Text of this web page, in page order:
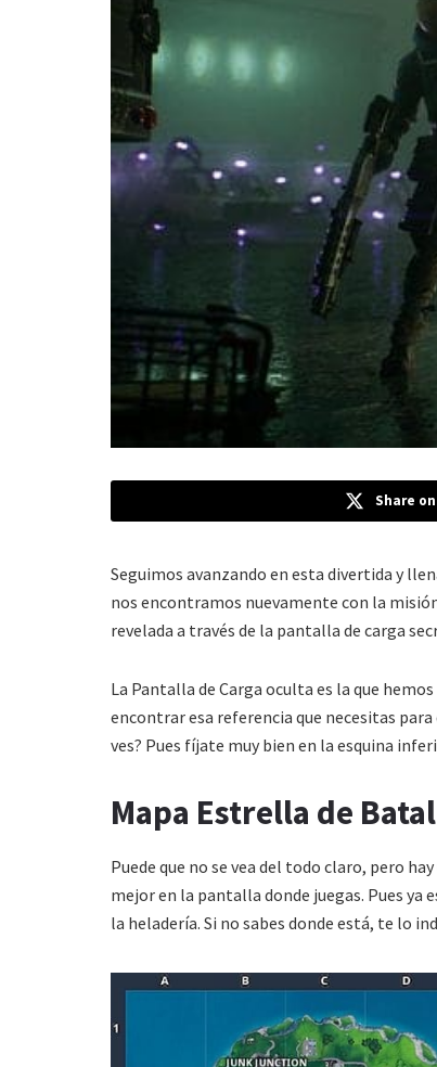
Share
Seguimos avanzando en esta divertida y
nos encontramos nuevamente con la
revelada a través de la pantalla de carga
La Pantalla de Carga oculta es la que
encontrar esa referencia que necesitas
ves? Pues fíjate muy bien en la esquina
Mapa Estrella de
Puede que no se vea del todo claro, pero
mejor en la pantalla donde juegas. Pues
la heladería. Si no sabes donde está, te lo